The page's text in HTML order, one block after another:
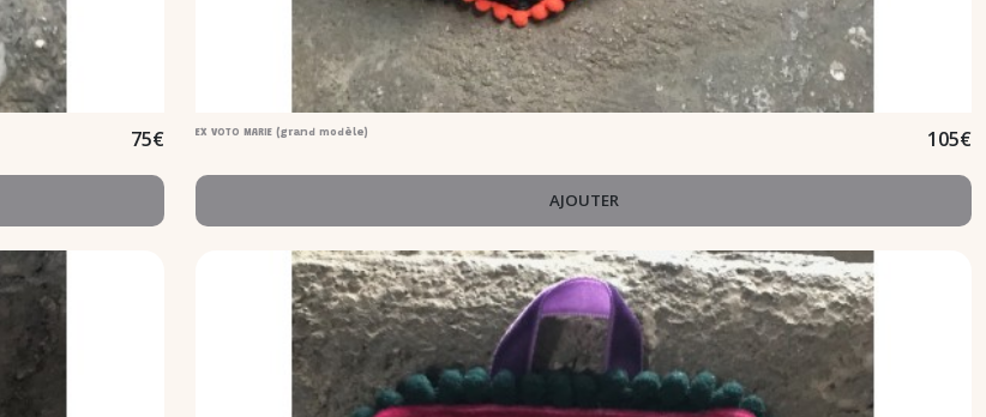
75€ EX VOTO MARIE (grand modèle) 105€
AJOUTER